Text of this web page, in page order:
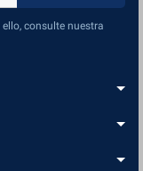
consulte nuestra